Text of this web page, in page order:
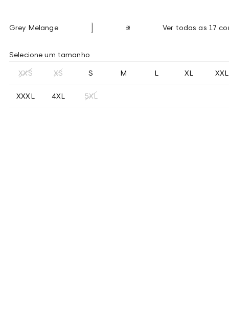
Grey Melange Ver todas as 17
Selecione um tamanho
XXS XS S M L XL XXL
XXXL 4XL 5XL